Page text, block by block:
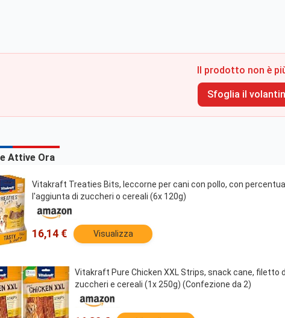
Il prodotto non è
Sfoglia il
Attive Ora
Vitakraft Treaties Bits, leccorne per cani con pollo, con
l'aggiunta di zuccheri o cereali (6x 120g)
16,14 € Visualizza
Vitakraft Pure Chicken XXL Strips, snack cane, filetto
zuccheri e cereali (1x 250g) (Confezione da 2)